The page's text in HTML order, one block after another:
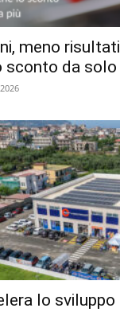
meno
sconto da solo
lo sviluppo